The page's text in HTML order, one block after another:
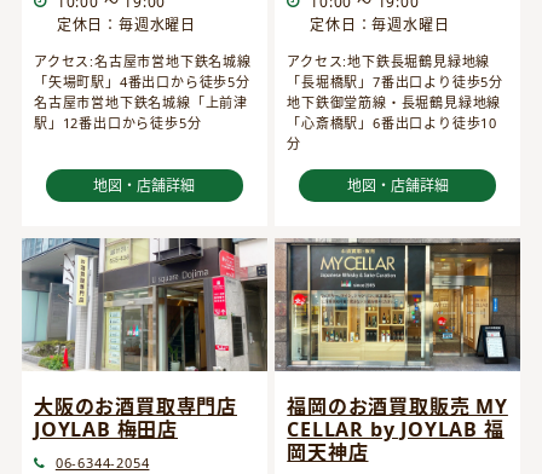
定休日：毎週水曜日
アクセス:名古屋市営地下鉄名城線
「矢場町駅」4番出口から徒歩5分
名古屋市営地下鉄名城線「上前津
駅」12番出口から徒歩5分
地図・店舗詳細
定休日：毎週水曜日
アクセス:地下鉄長堀鶴見緑地線
「長堀橋駅」7番出口より徒歩5分
地下鉄御堂筋線・長堀鶴見緑地線
「心斎橋駅」6番出口より徒歩10
分
地図・店舗詳細
大阪のお酒買取専門店
JOYLAB 梅田店
06-6344-2054
福岡のお酒買取販売 MY
CELLAR by JOYLAB 福
岡天神店